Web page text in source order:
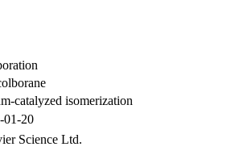
catalyzed isomerization
01-20
Science Ltd.